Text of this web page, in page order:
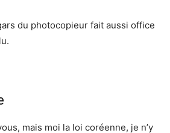
du photocopieur fait aussi office
mais moi la loi coréenne, je n’y